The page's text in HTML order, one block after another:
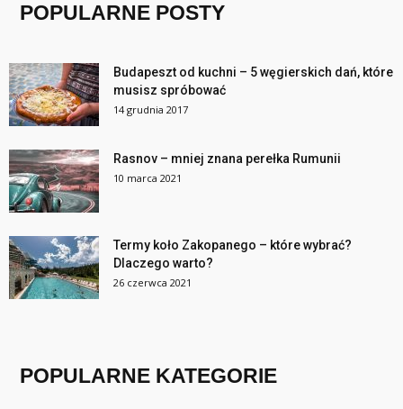
POPULARNE POSTY
Budapeszt od kuchni – 5 węgierskich dań, które
musisz spróbować
14 grudnia 2017
Rasnov – mniej znana perełka Rumunii
10 marca 2021
Termy koło Zakopanego – które wybrać?
Dlaczego warto?
26 czerwca 2021
POPULARNE KATEGORIE